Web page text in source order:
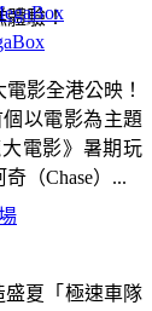
體驗！
盛夏「極速車隊
影全港公映！
以電影為主題
電影》暑期玩
（Chase）...